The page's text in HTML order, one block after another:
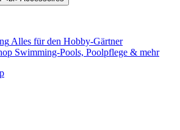
Alles für den Hobby-Gärtner
Swimming-Pools, Poolpflege & mehr